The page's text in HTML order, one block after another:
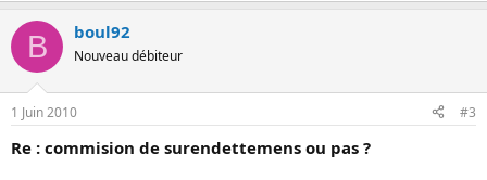
B boul92
Nouveau débiteur
1 Juin 2010 #3
Re : commision de surendettemens ou pas ?